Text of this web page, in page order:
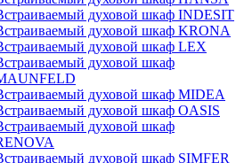
духовой шкаф INDESIT
духовой шкаф KRONA
духовой шкаф LEX
духовой шкаф
духовой шкаф MIDEA
духовой шкаф OASIS
духовой шкаф
духовой шкаф SIMFER